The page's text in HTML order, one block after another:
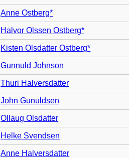
Anne Ostberg*
Halvor Olssen Ostberg*
Kisten Olsdatter Ostberg*
Gunnuld Johnson
Thuri Halversdatter
John Gunuldsen
Ollaug Olsdatter
Helke Svendsen
Anne Halversdatter